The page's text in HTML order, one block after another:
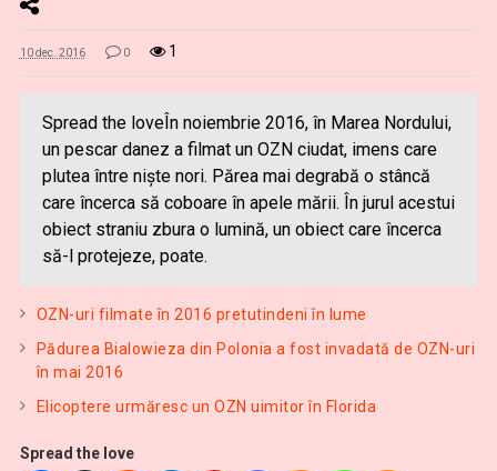
10 dec. 2016 0 1
Spread the loveÎn noiembrie 2016, în Marea Nordului,
un pescar danez a filmat un OZN ciudat, imens care
plutea între nişte nori. Părea mai degrabă o stâncă
care încerca să coboare în apele mării. În jurul acestui
obiect straniu zbura o lumină, un obiect care încerca
să-l protejeze, poate.
OZN-uri filmate în 2016 pretutindeni în lume
Pădurea Bialowieza din Polonia a fost invadată de OZN-uri
în mai 2016
Elicoptere urmăresc un OZN uimitor în Florida
Spread the love